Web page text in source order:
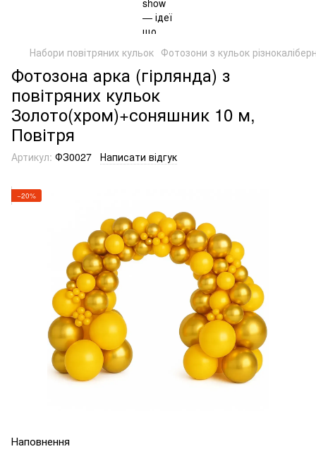
Набори повітряних кульок Фотозони з кульок
Фотозона арка (гірлянда) з
повітряних кульок
Золото(хром)+соняшник 10 м,
Повітря
Артикул: ФЗ0027 Написати відгук
−20%
Наповнення